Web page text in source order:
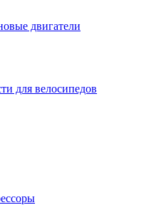
двигатели
для велосипедов